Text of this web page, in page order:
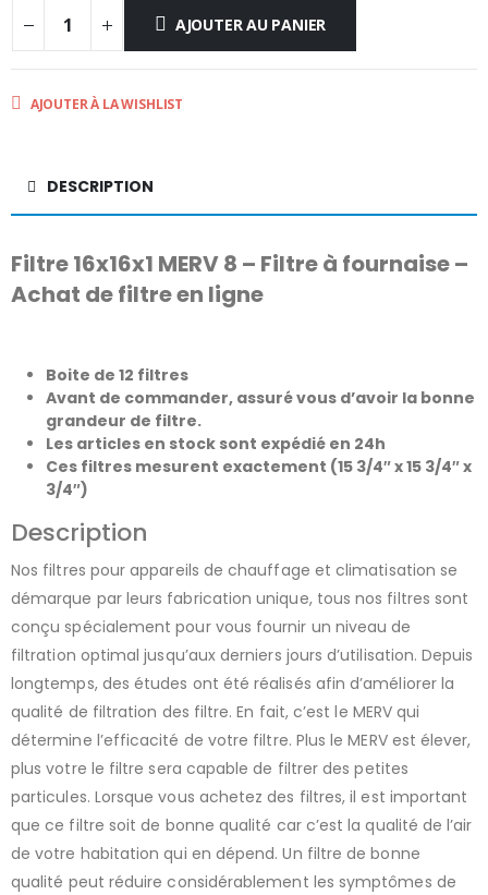
AJOUTER AU PANIER
AJOUTER À LA WISHLIST
DESCRIPTION
Filtre 16x16x1 MERV 8 – Filtre à fournaise –
Achat de filtre en ligne
Boite de 12 filtres
Avant de commander, assuré vous d’avoir la bonne
grandeur de filtre.
Les articles en stock sont expédié en 24h
Ces filtres mesurent exactement (15 3/4″ x 15 3/4″ x
3/4″)
Description
Nos filtres pour appareils de chauffage et climatisation se
démarque par leurs fabrication unique, tous nos filtres sont
conçu spécialement pour vous fournir un niveau de
filtration optimal jusqu’aux derniers jours d’utilisation. Depuis
longtemps, des études ont été réalisés afin d’améliorer la
qualité de filtration des filtre. En fait, c’est le MERV qui
détermine l’efficacité de votre filtre. Plus le MERV est élever,
plus votre le filtre sera capable de filtrer des petites
particules. Lorsque vous achetez des filtres, il est important
que ce filtre soit de bonne qualité car c’est la qualité de l’air
de votre habitation qui en dépend. Un filtre de bonne
qualité peut réduire considérablement les symptômes de